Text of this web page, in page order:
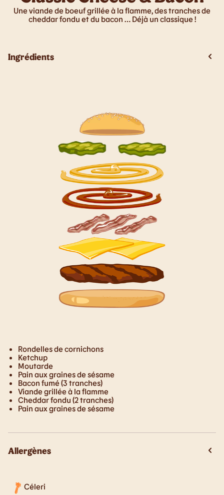
Une viande de boeuf grillée à la flamme, des tranches de
cheddar fondu et du bacon … Déjà un classique !
Ingrédients
Rondelles de cornichons
Ketchup
Moutarde
Pain aux graines de sésame
Bacon fumé (3 tranches)
Viande grillée à la flamme
Cheddar fondu (2 tranches)
Pain aux graines de sésame
Allergènes
Céleri